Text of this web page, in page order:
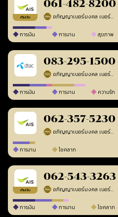
เติมเงิน
061-482-8200
อภิญญาเบอร์มงคล เบอร์สวยเลขศาสตร์
การเงิน การงาน สุขภาพ
083-295-1500
อภิญญาเบอร์มงคล เบอร์สวยเลขศาสตร์
การเงิน การงาน ความรัก
062-357-5230
อภิญญาเบอร์มงคล เบอร์สวยเลขศาสตร์
การงาน โชคลาภ
เติมเงิน
062-543-3263
อภิญญาเบอร์มงคล เบอร์สวยเลขศาสตร์
การเงิน การงาน โชคลาภ